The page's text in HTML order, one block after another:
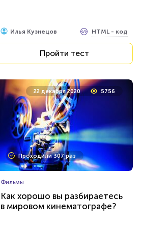
Илья Кузнецов HTML - код
Пройти тест
22 декабря 2020 5756
Проходили 307 раз
Фильмы
Как хорошо вы разбираетесь
в мировом кинематографе?